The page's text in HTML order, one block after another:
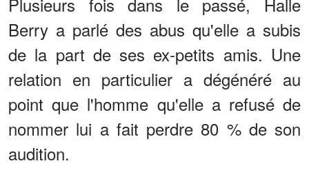
Berry a parlé des abus qu'elle a subis
de la part de ses ex-petits amis. Une
relation en particulier a dégénéré au
point que l'homme qu'elle a refusé de
nommer lui a fait perdre 80 % de son
audition.